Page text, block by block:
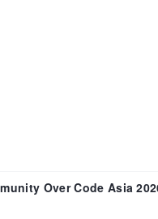
Over Code Asia